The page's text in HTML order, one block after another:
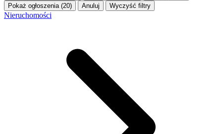
Pokaż ogłoszenia (20)
Anuluj Wyczyść filtry
Nieruchomości